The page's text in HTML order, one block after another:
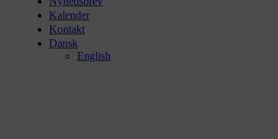
Kalender
Kontakt
Dansk
English